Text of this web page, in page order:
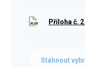
Příloha č.
Stáhnout